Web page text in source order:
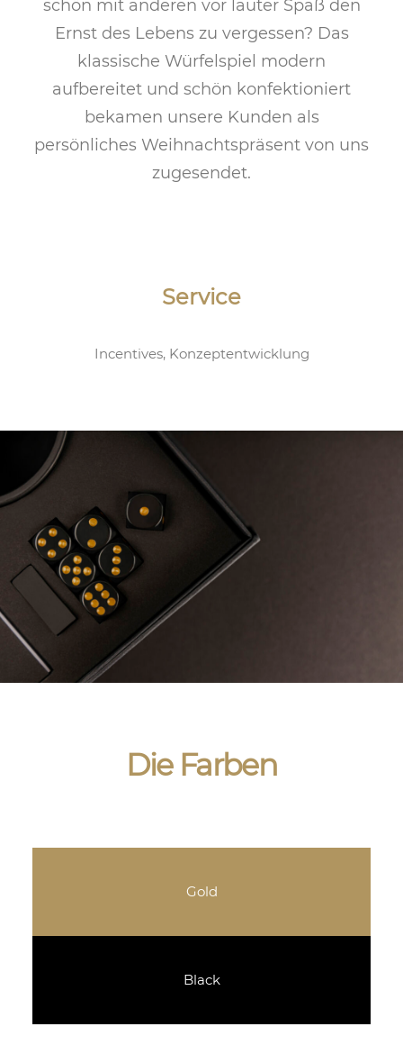
schön mit anderen vor lauter Spaß den
Ernst des Lebens zu vergessen? Das
klassische Würfelspiel modern
aufbereitet und schön konfektioniert
bekamen unsere Kunden als
persönliches Weihnachtspräsent von uns
zugesendet.
Service
Incentives, Konzeptentwicklung
Die Farben
Gold
Black